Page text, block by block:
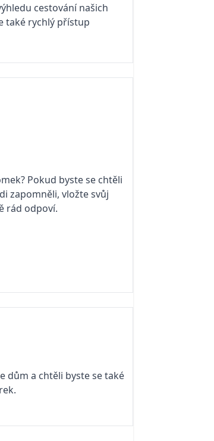
cestování našich
také rychlý přístup
Pokud byste se chtěli
zapomněli, vložte svůj
rád odpoví.
dům a chtěli byste se také